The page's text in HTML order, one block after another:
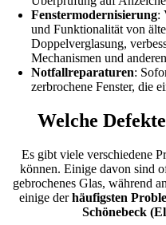
Fenstermodernisierung:
und Funktionalität von
Doppelverglasung,
Mechanismen und
Notfallreparaturen:
zerbrochene Fenster, die
Welche
Es gibt viele verschiedene
können. Einige davon sind
gebrochenes Glas, während
einige derhäufigsten
Schönebeck